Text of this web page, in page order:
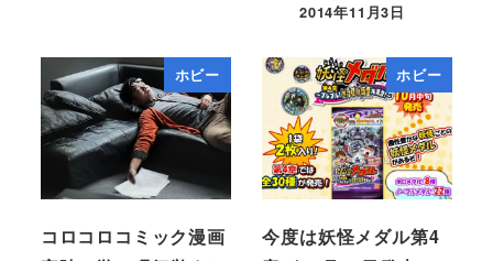
2014年11月3日
ホビー
コロコロコミック漫画
ホビー
今度は妖怪メダル第4